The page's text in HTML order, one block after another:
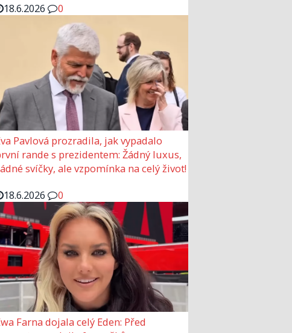
18.6.2026
0
Pavlová prozradila, jak vypadalo
rande s prezidentem: Žádný luxus,
svíčky, ale vzpomínka na celý život!
18.6.2026
0
Farna dojala celý Eden: Před